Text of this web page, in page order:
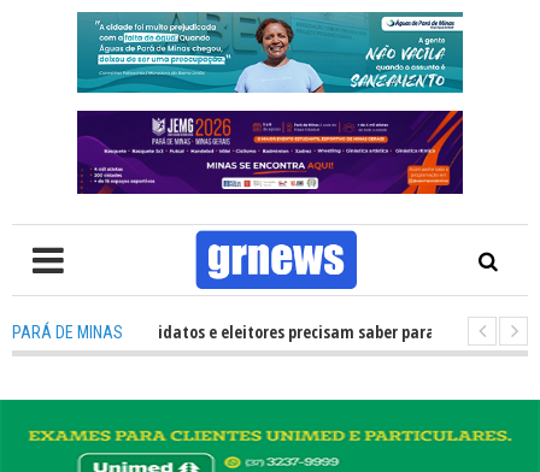
PARÁ DE MINAS
TV: O que candidatos e eleitores precisam saber para não ter problemas